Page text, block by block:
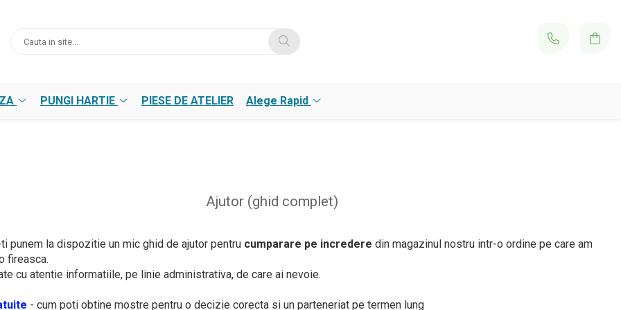
PUNGI HARTIE PIESE DE ATELIER Alege Rapid
Ajutor (ghid complet)
punem la dispozitie un mic ghid de ajutor pentru cumparare pe incredere din magazinul nostru intr-o ordine pe care am
fireasca.
cu atentie informatiile, pe linie administrativa, de care ai nevoie.
- cum poti obtine mostre pentru o decizie corecta si un parteneriat pe termen lung